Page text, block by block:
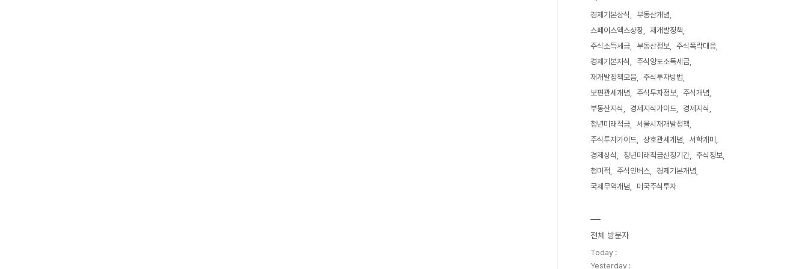
경제기본상식
부동산개념
스페이스엑스상장
재개발정책
주식소득세금
부동산정보
주식폭락대응
경제기본지식
주식양도소득세금
재개발정책모음
주식투자방법
보편관세개념
주식투자정보
주식개념
부동산지식
경제지식가이드
경제지식
청년미래적금
서울시재개발정책
주식투자가이드
상호관세개념
서학개미
경제상식
청년미래적금신청기간
주식정보
청미적
주식인버스
경제기본개념
국제무역개념
미국주식투자
전체 방문자
Today :
Yesterday :